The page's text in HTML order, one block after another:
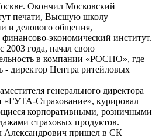
Окончил Московский
печати, Высшую школу
и делового общения,
экономический институт.
2003 года, начал свою
в компании «РОСНО», где
- директор Центра ритейловых
генерального директора
«ГУТА-Страхование», курировал
корпоративными, розничными
страховых продуктов.
Александрович пришел в СК